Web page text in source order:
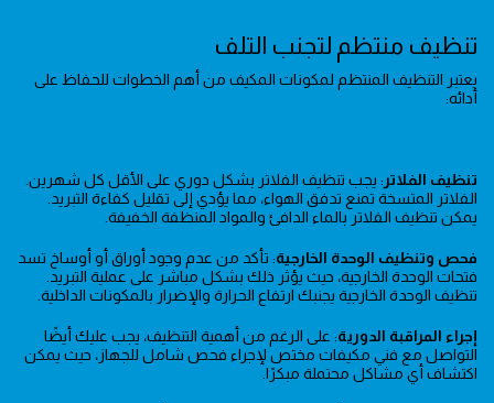
تنظيف منتظم لتجنب التلف
يعتبر التنظيف المنتظم لمكونات المكيف من أهم الخطوات للحفاظ على
أدائه:
تنظيف الفلاتر : يجب تنظيف الفلاتر بشكل دوري على الأقل كل شهرين.
الفلاتر المتسخة تمنع تدفق الهواء، مما يؤدي إلى تقليل كفاءة التبريد.
يمكن تنظيف الفلاتر بالماء الدافئ والمواد المنظفة الخفيفة.
فحص وتنظيف الوحدة الخارجية: تأكد من عدم وجود أوراق أو أوساخ تسد
فتحات الوحدة الخارجية، حيث يؤثر ذلك بشكل مباشر على عملية التبريد.
تنظيف الوحدة الخارجية يجنبك ارتفاع الحرارة والإضرار بالمكونات الداخلية.
إجراء المراقبة الدورية: على الرغم من أهمية التنظيف، يجب عليك أيضًا
التواصل مع فني مكيفات مختص لإجراء فحص شامل للجهاز، حيث يمكن
اكتشاف أي مشاكل محتملة مبكرًا.